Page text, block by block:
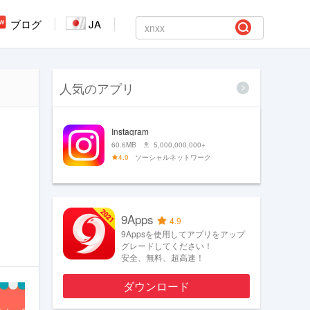
ブログ JA
人気のアプリ
Instagram
60.6MB
5,000,000,000+
4.0
ソーシャルネットワーク
9Apps
4.9
9Appsを使用してアプリをアップ
グレードしてください！
安全、無料、超高速！
ダウンロード